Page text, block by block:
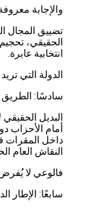
والإجابة معروفة:
تضييق المجال
الحقيقي، تحجيم
انتخابية عابرة.
الدولة التي تريد
سادسًا: الطريق
البديل الحقيقي لا
أمام الأحزاب دون
داخل المقرات فقط،
النقاش العام الحر،
فالوعي لا يُفرض من
سابعًا: الإطار